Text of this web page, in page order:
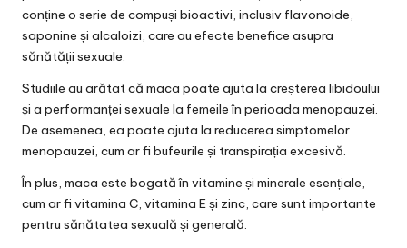
conține o serie de compuși bioactivi, inclusiv flavonoide,
saponine și alcaloizi, care au efecte benefice asupra
sănătății sexuale.
Studiile au arătat că maca poate ajuta la creșterea libidoului
și a performanței sexuale la femeile în perioada menopauzei.
De asemenea, ea poate ajuta la reducerea simptomelor
menopauzei, cum ar fi bufeurile și transpirația excesivă.
În plus, maca este bogată în vitamine și minerale esențiale,
cum ar fi vitamina C, vitamina E și zinc, care sunt importante
pentru sănătatea sexuală și generală.